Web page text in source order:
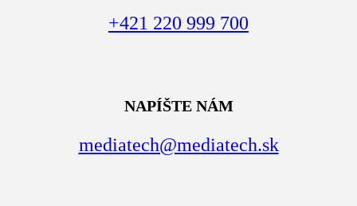
+421 220 999 700
NAPÍŠTE NÁM
mediatech@mediatech.sk